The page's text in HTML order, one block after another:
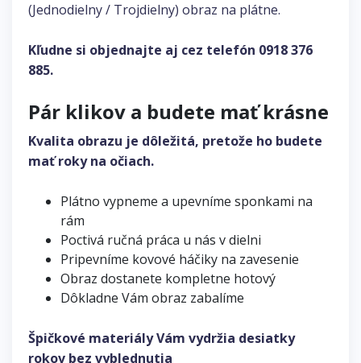
(Jednodielny / Trojdielny) obraz na plátne.
Kľudne si objednajte aj cez telefón 0918 376
885.
Pár klikov a budete mať krásne
Kvalita obrazu je dôležitá, pretože ho budete
mať roky na očiach.
Plátno vypneme a upevníme sponkami na
rám
Poctivá ručná práca u nás v dielni
Pripevníme kovové háčiky na zavesenie
Obraz dostanete kompletne hotový
Dôkladne Vám obraz zabalíme
Špičkové materiály Vám vydržia desiatky
rokov bez vyblednutia